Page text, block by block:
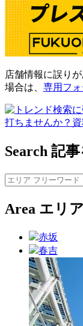
店舗情報に誤り
場合は、 専用フォ
Search 記
Area エリ
赤坂
春吉